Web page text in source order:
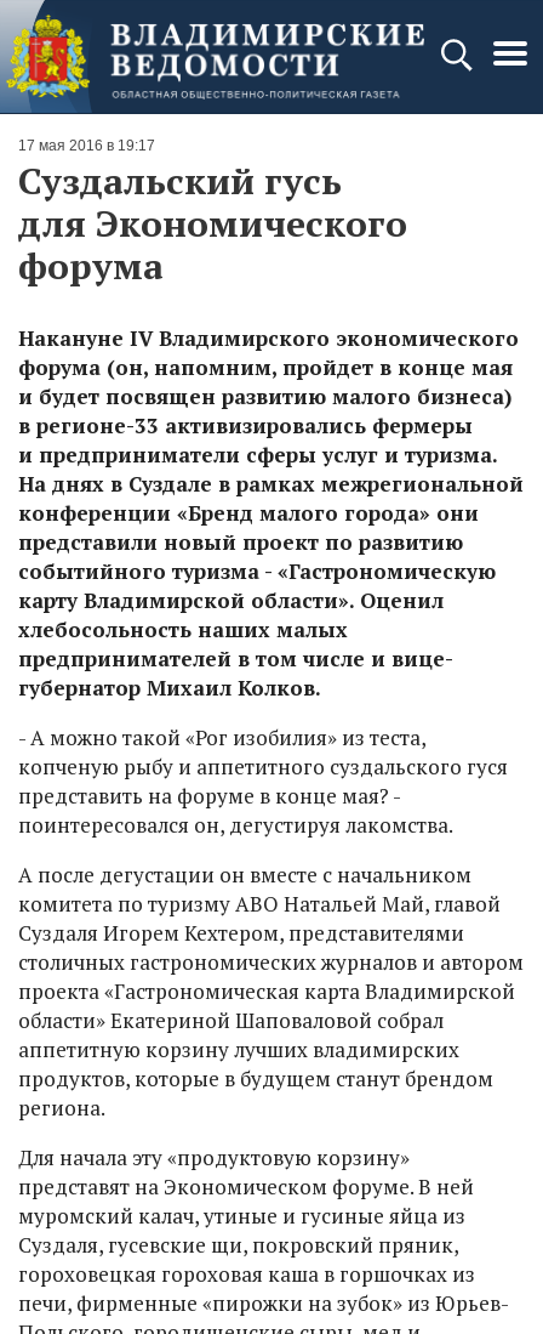
17 мая 2016 в 19:17
Суздальский гусь
для Экономического
форума
Накануне IV Владимирского экономического
форума (он, напомним, пройдет в конце мая
и будет посвящен развитию малого бизнеса)
в регионе-33 активизировались фермеры
и предприниматели сферы услуг и туризма.
На днях в Суздале в рамках межрегиональной
конференции «Бренд малого города» они
представили новый проект по развитию
событийного туризма - «Гастрономическую
карту Владимирской области». Оценил
хлебосольность наших малых
предпринимателей в том числе и вице-
губернатор Михаил Колков.
- А можно такой «Рог изобилия» из теста,
копченую рыбу и аппетитного суздальского гуся
представить на форуме в конце мая? -
поинтересовался он, дегустируя лакомства.
А после дегустации он вместе с начальником
комитета по туризму АВО Натальей Май, главой
Суздаля Игорем Кехтером, представителями
столичных гастрономических журналов и автором
проекта «Гастрономическая карта Владимирской
области» Екатериной Шаповаловой собрал
аппетитную корзину лучших владимирских
продуктов, которые в будущем станут брендом
региона.
Для начала эту «продуктовую корзину»
представят на Экономическом форуме. В ней
муромский калач, утиные и гусиные яйца из
Суздаля, гусевские щи, покровский пряник,
гороховецкая гороховая каша в горшочках из
печи, фирменные «пирожки на зубок» из Юрьев-